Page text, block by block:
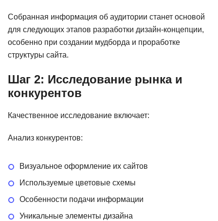
Собранная информация об аудитории станет основой
для следующих этапов разработки дизайн-концепции,
особенно при создании мудборда и проработке
структуры сайта.
Шаг 2: Исследование рынка и
конкурентов
Качественное исследование включает:
Анализ конкурентов:
Визуальное оформление их сайтов
Используемые цветовые схемы
Особенности подачи информации
Уникальные элементы дизайна